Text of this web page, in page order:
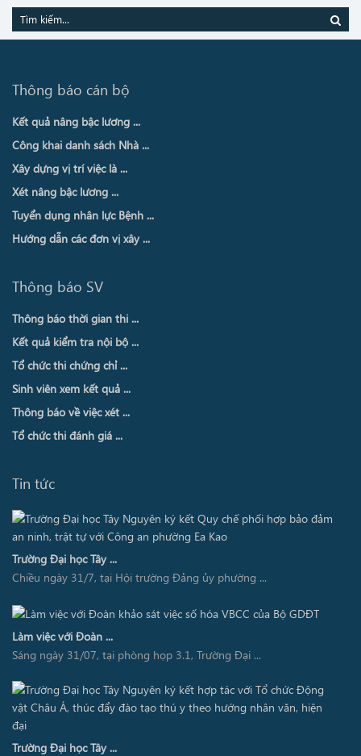
Thông báo cán bộ
Kết quả nâng bậc lương ...
Công khai danh sách Nhà ...
Xây dựng vị trí việc là ...
Xét nâng bậc lương ...
Tuyển dụng nhân lực Bệnh ...
Hướng dẫn các đơn vị xây ...
Thông báo SV
Thông báo thời gian thi ...
Kết quả kiểm tra nội bộ ...
Tổ chức thi chứng chỉ ...
Sinh viên xem kết quả ...
Thông báo về việc xét ...
Tổ chức thi đánh giá ...
Tin tức
Trường Đại học Tây ...
Chiều ngày 31/7, tại Hội trường Đảng ủy phường ...
Làm việc với Đoàn ...
Sáng ngày 31/07, tại phòng họp 3.1, Trường Đại ...
Trường Đại học Tây ...